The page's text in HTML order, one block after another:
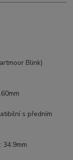
Blink)
s předním
34.9mm